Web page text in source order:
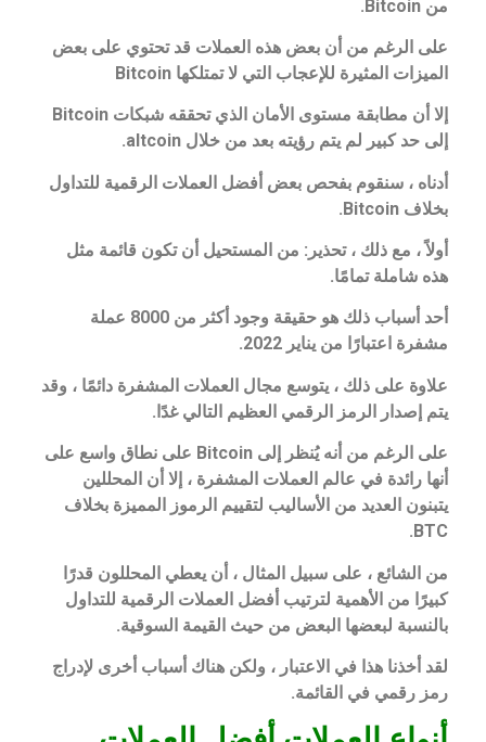
من Bitcoin.
على الرغم من أن بعض هذه العملات قد تحتوي على بعض
الميزات المثيرة للإعجاب التي لا تمتلكها Bitcoin
إلا أن مطابقة مستوى الأمان الذي تحققه شبكات Bitcoin
إلى حد كبير لم يتم رؤيته بعد من خلال altcoin.
أدناه ، سنقوم بفحص بعض أفضل العملات الرقمية للتداول
بخلاف Bitcoin.
أولاً ، مع ذلك ، تحذير: من المستحيل أن تكون قائمة مثل
هذه شاملة تمامًا.
أحد أسباب ذلك هو حقيقة وجود أكثر من 8000 عملة
مشفرة اعتبارًا من يناير 2022.
علاوة على ذلك ، يتوسع مجال العملات المشفرة دائمًا ، وقد
يتم إصدار الرمز الرقمي العظيم التالي غدًا.
على الرغم من أنه يُنظر إلى Bitcoin على نطاق واسع على
أنها رائدة في عالم العملات المشفرة ، إلا أن المحللين
يتبنون العديد من الأساليب لتقييم الرموز المميزة بخلاف
BTC.
من الشائع ، على سبيل المثال ، أن يعطي المحللون قدرًا
كبيرًا من الأهمية لترتيب أفضل العملات الرقمية للتداول
بالنسبة لبعضها البعض من حيث القيمة السوقية.
لقد أخذنا هذا في الاعتبار ، ولكن هناك أسباب أخرى لإدراج
رمز رقمي في القائمة.